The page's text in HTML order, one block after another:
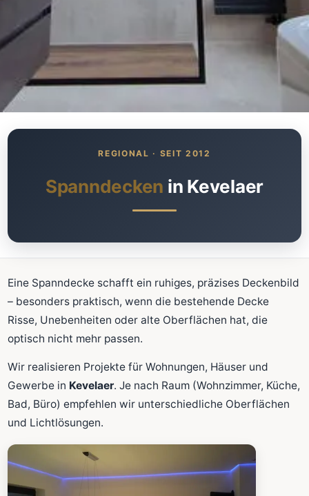
Was kostet meine neue
Spanndecke?
Schnellrechner
FLÄCHE (M²)
Zum Rechner
Spanndecken in Kevelaer
Eine Spanndecke schafft ein ruhiges, präzises Deckenbild
– besonders praktisch, wenn die bestehende Decke
Risse, Unebenheiten oder alte Oberflächen hat, die
optisch nicht mehr passen.
Wir realisieren Projekte für Wohnungen, Häuser und
Gewerbe in Kevelaer. Je nach Raum (Wohnzimmer, Küche,
Bad, Büro) empfehlen wir unterschiedliche Oberflächen
und Lichtlösungen.